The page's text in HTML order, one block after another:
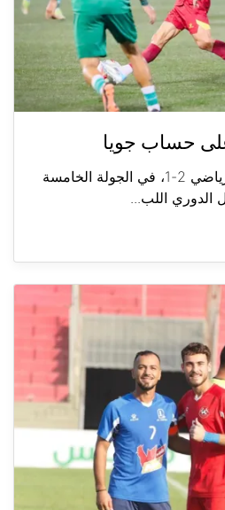
حساب جويا
فوز الأنصار على جويا الرياضي 2-1، في الجولة الخامسة
الدوري اللب...